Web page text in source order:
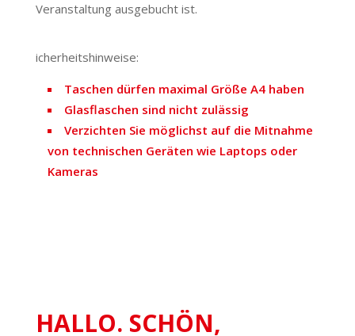
Veran­staltung ausge­bucht ist.
icher­heits­hin­weise:
Taschen dürfen maximal Größe A4 haben
Glas­fla­schen sind nicht zulässig
Verzichten Sie möglichst auf die Mitnahme
von tech­ni­schen Geräten wie Laptops oder
Kameras
HALLO. SCHÖN,